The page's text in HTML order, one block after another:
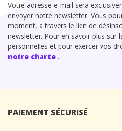
Votre adresse e-mail sera
envoyer notre newsletter. Vous
moment, à travers le lien de
newsletter. Pour en savoir plus sur
personnelles et pour exercer vos
notre charte .
PAIEMENT SÉCURISÉ